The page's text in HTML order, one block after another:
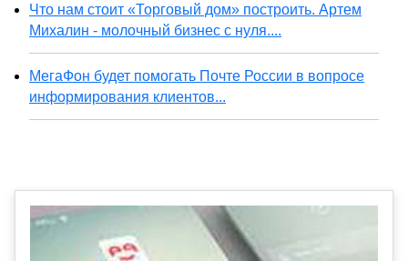
Что нам стоит «Торговый дом» построить. Артем
Михалин - молочный бизнес с нуля....
МегаФон будет помогать Почте России в вопросе
информирования клиентов...